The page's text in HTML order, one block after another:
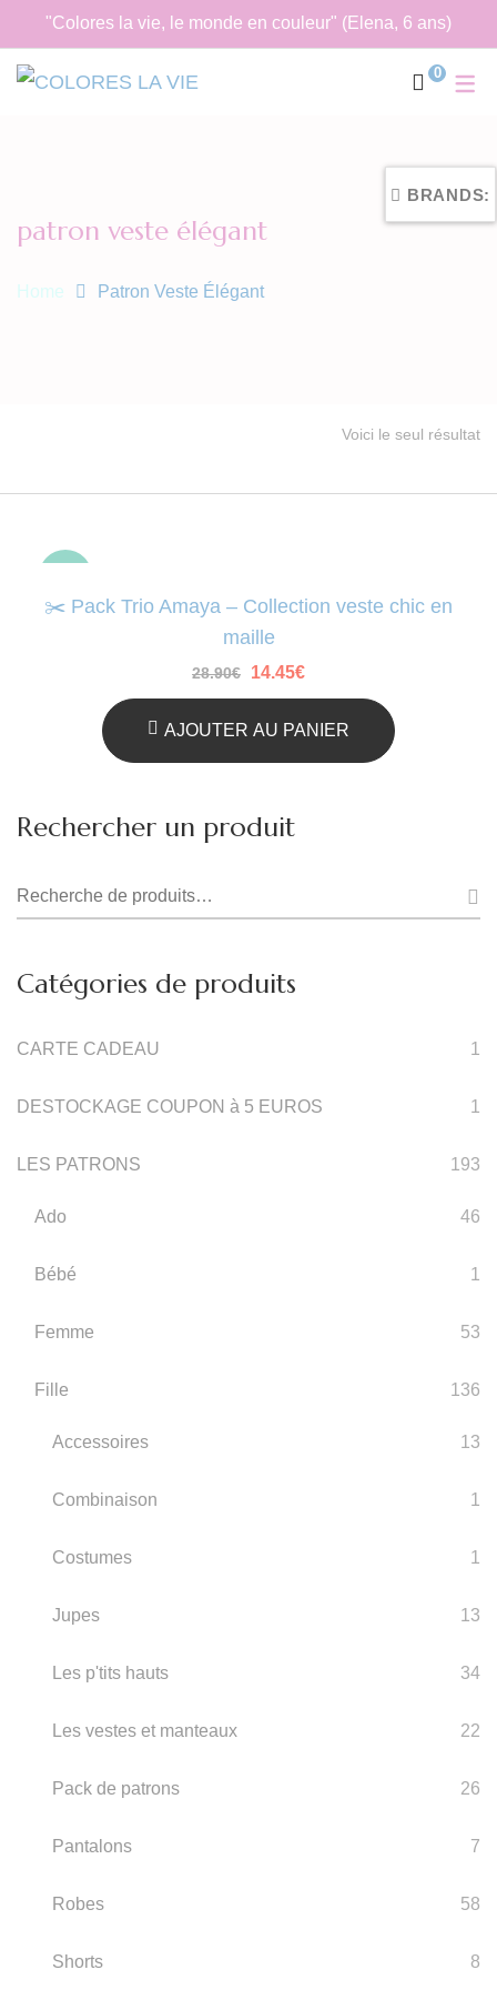
"Colores la vie, le monde en couleur" (Elena, 6 ans)
0
patron veste élégant
Home Patron Veste Élégant
Voici le seul résultat
✂️ Pack Trio Amaya – Collection veste chic en
maille
28.90€
Le
était :
14.45€
est :
AJOUTER AU PANIER
Rechercher un produit
Recherche
Catégories de produits
CARTE CADEAU 1
DESTOCKAGE COUPON à 5 EUROS 1
LES PATRONS 193
Ado 46
Bébé 1
Femme 53
Fille 136
Accessoires 13
Combinaison 1
Costumes 1
Jupes 13
Les p'tits hauts 34
Les vestes et manteaux 22
Pack de patrons 26
Pantalons 7
Robes 58
Shorts 8
BRANDS: